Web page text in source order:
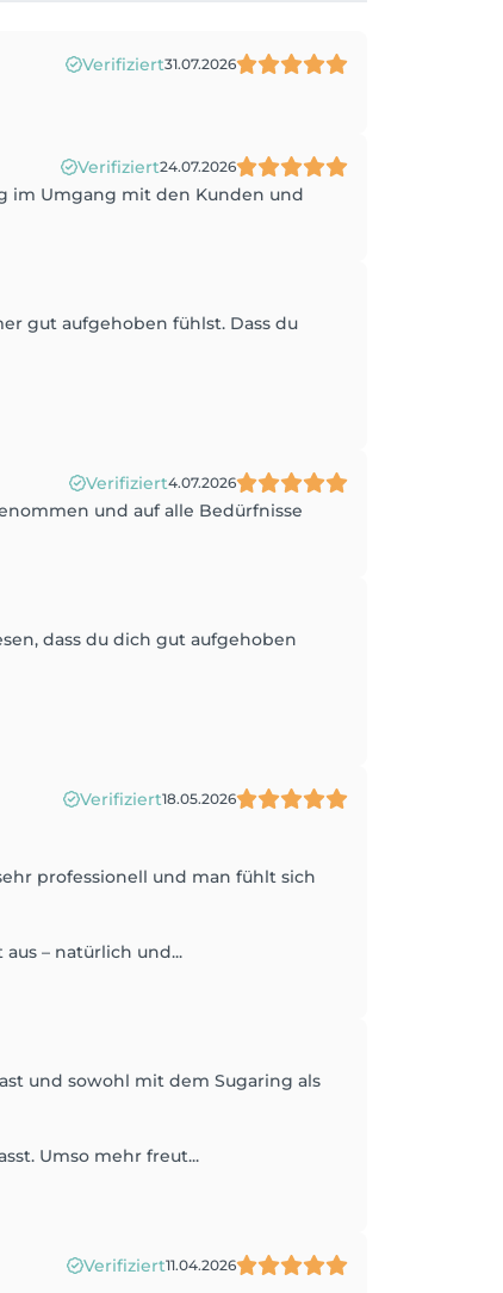
Verifiziert31.07.2026
Verifiziert24.07.2026
im Umgang mit den Kunden und
gut aufgehoben fühlst. Dass du
Verifiziert4.07.2026
und auf alle Bedürfnisse
dass du dich gut aufgehoben
Verifiziert18.05.2026
professionell und man fühlt sich
– natürlich und...
und sowohl mit dem Sugaring als
Umso mehr freut...
Verifiziert11.04.2026